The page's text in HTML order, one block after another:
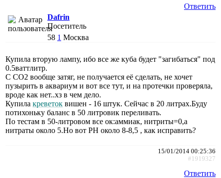
Ответить
Dafrin
Посетитель
58 1 Москва
Купила вторую лампу, ибо все же куба будет "загибаться" под
0.5ваттлитр.
С СО2 вообще затяг, не получается её сделать, не хочет
пузырить в аквариум и вот все тут, и на протечки проверяла,
вроде как нет..хз в чем дело.
Купила креветок вишен - 16 штук. Сейчас в 20 литрах.Буду
потихоньку баланс в 50 литровик переливать.
По тестам в 50-литровом все ок:аммиак, нитриты=0,а
нитраты около 5.Но вот PH около 8-8,5 , как исправить?
15/01/2014 00:25:36
#1919327
Ответить